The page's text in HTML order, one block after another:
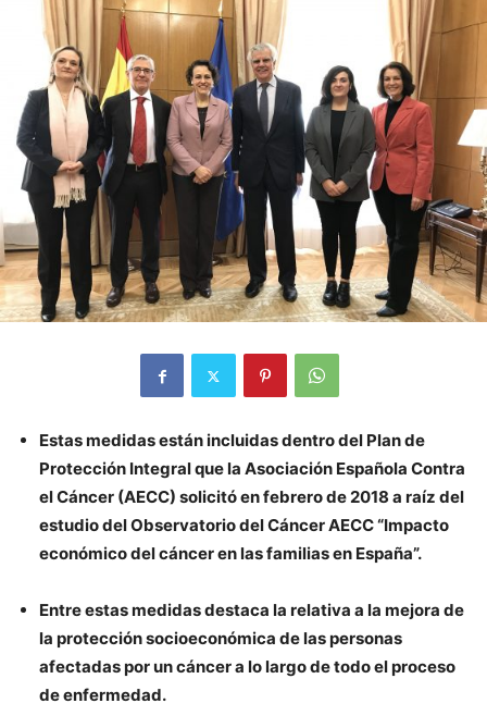
Estas medidas están incluidas dentro del Plan de
Protección Integral que la Asociación Española Contra
el Cáncer (AECC) solicitó en febrero de 2018 a raíz del
estudio del Observatorio del Cáncer AECC “Impacto
económico del cáncer en las familias en España”.
Entre estas medidas destaca la relativa a la mejora de
la protección socioeconómica de las personas
afectadas por un cáncer a lo largo de todo el proceso
de enfermedad.